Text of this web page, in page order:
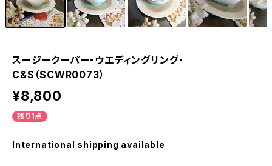
スージークーパー・ウエディングリング・
C&S（SCWR0073）
¥8,800
残り1点
International shipping available